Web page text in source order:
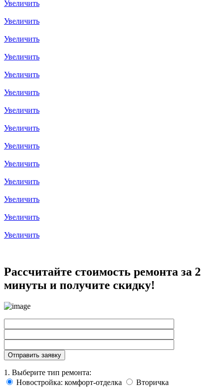
Увеличить
Увеличить
Увеличить
Увеличить
Увеличить
Увеличить
Увеличить
Увеличить
Увеличить
Увеличить
Увеличить
Увеличить
Увеличить
Увеличить
Рассчитайте стоимость ремонта за 2
минуты и получите скидку!
1. Выберите тип ремонта:
Новостройка: комфорт-отделка
Вторичка